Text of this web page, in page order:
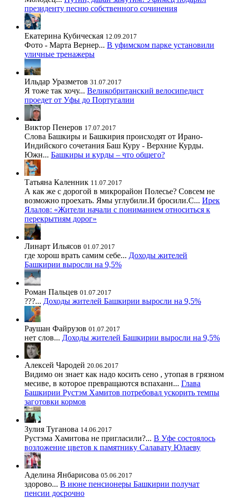
президенту песню собственного сочинения
Екатерина Кубическая 12.09.2017
Фото - Марта Вернер... В уфимском парке установили
уличные тренажеры
Ильдар Уразметов 31.07.2017
Я тоже так хочу... Великобританский велосипедист
проедет от Уфы до Португалии
Виктор Пенеров 17.07.2017
Слова Башкиры и Башкирия происходят от Ирано-
Индийского сочетания Баш Куру - Верхние Курды.
Южн... Башкиры и курды – что общего?
Татьяна Каленник 11.07.2017
А как же с дорогой в микрорайон Полесье? Совсем не
возможно проехать. Ямы углубили.И бросили.С... Ирек
Ялалов: «Жители начали с пониманием относиться к
перекрытиям дорог»
Линарт Ильясов 01.07.2017
где хорош врать самим себе... Доходы жителей
Башкирии выросли на 9,5%
Роман Пальцев 01.07.2017
???... Доходы жителей Башкирии выросли на 9,5%
Раушан Файрузов 01.07.2017
нет слов... Доходы жителей Башкирии выросли на 9,5%
Алексей Чародей 20.06.2017
Видимо он знает как надо косить сено , утопая в грязном
месиве, в которое превращаются вспаханн... Глава
Башкирии Рустэм Хамитов потребовал ускорить темпы
заготовки кормов
Зулия Туганова 14.06.2017
Рустэма Хамитова не пригласили?... В Уфе состоялось
возложение цветов к памятнику Салавату Юлаеву
Аделина Янбарисова 05.06.2017
здорово... В июне пенсионеры Башкирии получат
пенсии досрочно